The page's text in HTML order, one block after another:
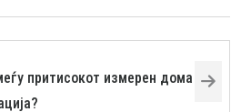
притисокот измерен дома